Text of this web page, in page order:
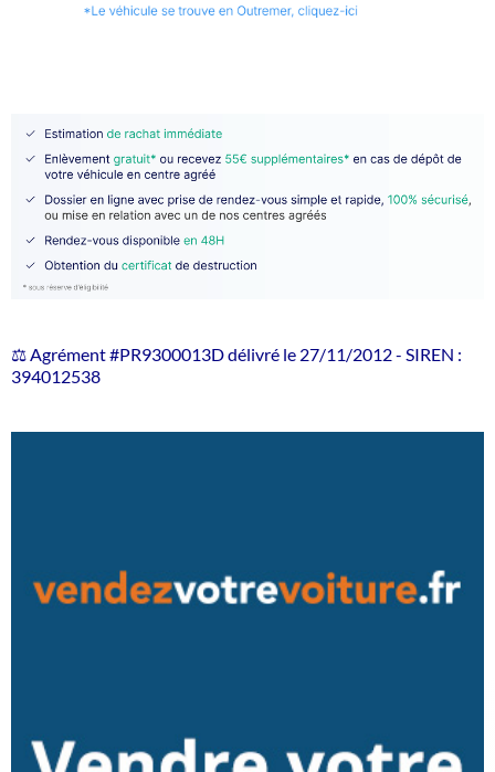
⚖️ Agrément #PR9300013D délivré le 27/11/2012 - SIREN :
394012538